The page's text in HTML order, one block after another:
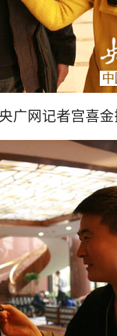
广网记者宫喜